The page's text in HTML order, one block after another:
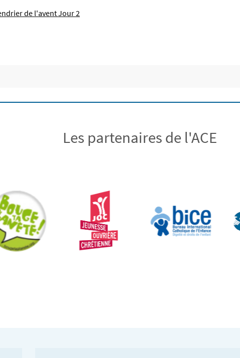
Les partenaires de l'ACE